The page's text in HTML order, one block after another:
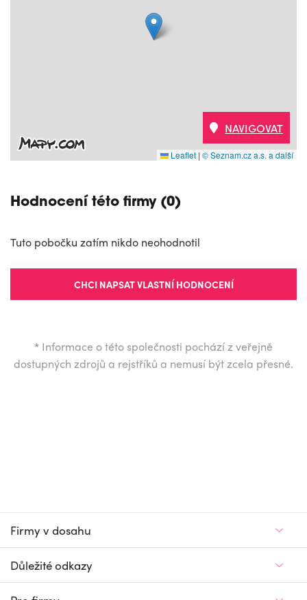
Leaflet | © Seznam.cz a.s. a další
NAVIGOVAT
Hodnocení této firmy (0)
Tuto pobočku zatím nikdo neohodnotil
CHCI NAPSAT VLASTNÍ HODNOCENÍ
* Informace o této společnosti pochází z veřejně
dostupných zdrojů a rejstříků a nemusí být zcela přesné.
Firmy v dosahu
Důležité odkazy